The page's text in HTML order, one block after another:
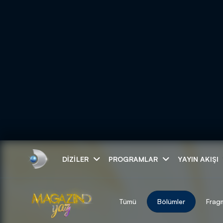
DIZILER PROGRAMLAR YAYIN AKIŞI
ARAMA SONUÇLARI
Tümü Bölümler